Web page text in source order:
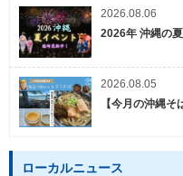
2026.08.06
2026年 沖縄の
2026.08.05
【今月の沖縄
ローカルニュース